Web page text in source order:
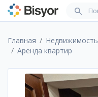
Главная Недвижимость
Аренда квартир